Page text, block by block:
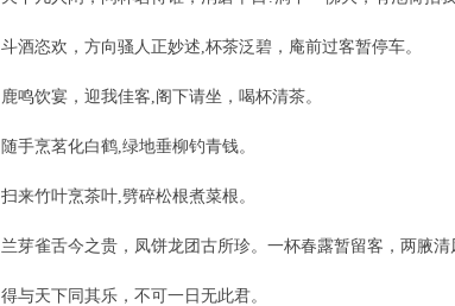
斗酒恣欢，方向骚人正妙述,杯茶泛碧，庵前过客暂停车。
鹿鸣饮宴，迎我佳客,阁下请坐，喝杯清茶。
随手烹茗化白鹤,绿地垂柳钓青钱。
扫来竹叶烹茶叶,劈碎松根煮菜根。
兰芽雀舌今之贵，凤饼龙团古所珍。一杯春露暂留客，两腋清
得与天下同其乐，不可一日无此君。